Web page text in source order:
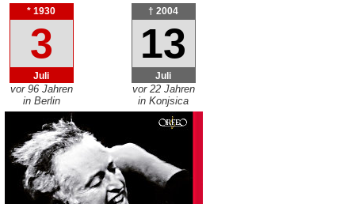
* 1930
3
Juli
vor 96 Jahren
in Berlin
† 2004
13
Juli
vor 22 Jahren
in Konjsica